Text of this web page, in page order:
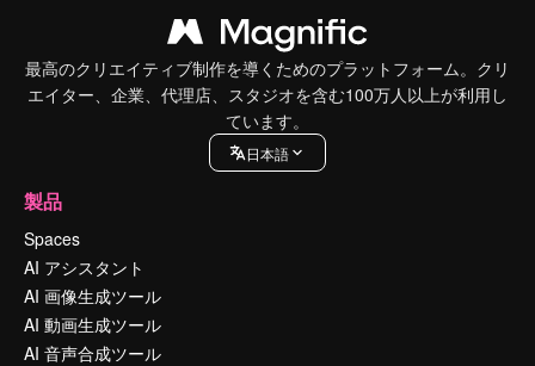
最高のクリエイティブ制作を導くためのプラットフォーム。クリ
エイター、企業、代理店、スタジオを含む100万人以上が利用し
ています。
日本語
製品
Spaces
AI アシスタント
AI 画像生成ツール
AI 動画生成ツール
AI 音声合成ツール